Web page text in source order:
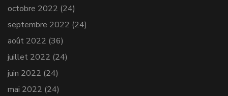
octobre 2022 (24)
septembre 2022 (24)
août 2022 (36)
juillet 2022 (24)
juin 2022 (24)
mai 2022 (24)